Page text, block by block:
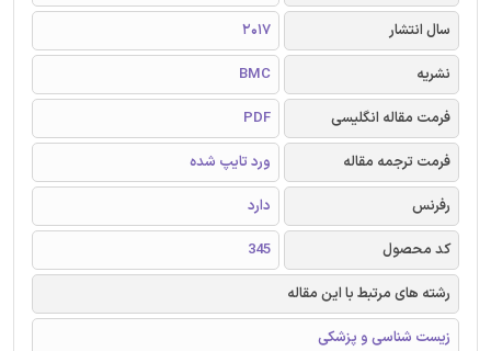
سال انتشار
2017
نشریه
BMC
فرمت مقاله انگلیسی
PDF
فرمت ترجمه مقاله
ورد تایپ شده
رفرنس
دارد
کد محصول
345
رشته های مرتبط با این مقاله
زیست شناسی و پزشکی